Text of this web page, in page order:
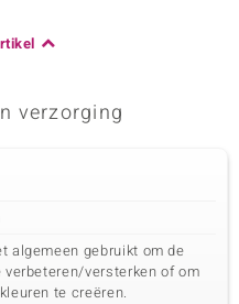
verzorging
algemeen gebruikt om de
verbeteren/versterken of om
te creëren.